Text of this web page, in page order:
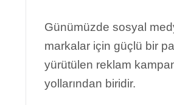
Günümüzde sosyal
markalar için güçlü bir
yürütülen reklam
yollarından biridir.